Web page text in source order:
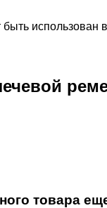
использован
товара